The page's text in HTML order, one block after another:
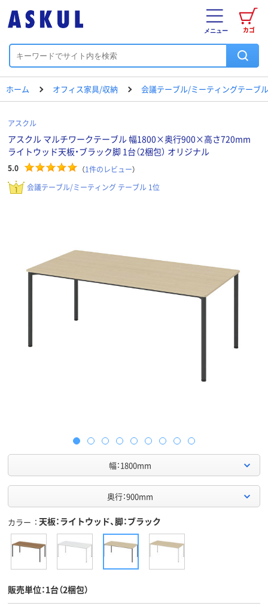
カゴ
メニュー
ホーム オフィス家具/収納 会議テーブル/ミーティングテーブル
アスクル
アスクル マルチワークテーブル 幅1800×奥行900×高さ720mm
ライトウッド天板・ブラック脚 1台（2梱包） オリジナル
5.0 （1件のレビュー）
会議テーブル/ミーティング テーブル 1位
幅：1800mm
奥行：900mm
カラー 天板：ライトウッド、脚：ブラック
販売単位：1台（2梱包）